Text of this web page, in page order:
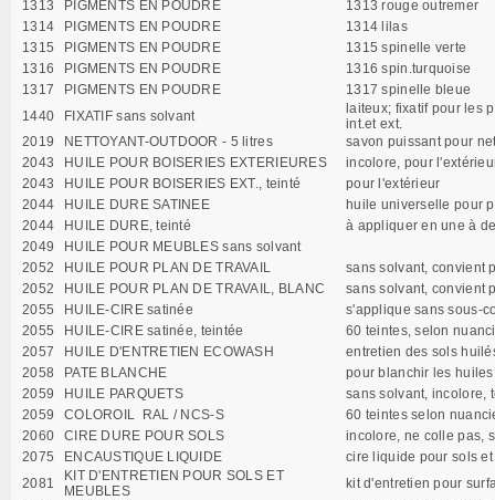
1313
PIGMENTS EN POUDRE
1313 rouge outremer
1314
PIGMENTS EN POUDRE
1314 lilas
1315
PIGMENTS EN POUDRE
1315 spinelle verte
1316
PIGMENTS EN POUDRE
1316 spin.turquoise
1317
PIGMENTS EN POUDRE
1317 spinelle bleue
1440
FIXATIF sans solvant
laiteux; fixatif pour les
int.et ext.
2019
NETTOYANT-OUTDOOR - 5 litres
savon puissant pour
2043
HUILE POUR BOISERIES EXTERIEURES
incolore, pour
2043
HUILE POUR BOISERIES EXT., teinté
pour l'extérieur
2044
HUILE DURE SATINEE
huile universelle pour
2044
HUILE DURE, teinté
à appliquer en une à
2049
HUILE POUR MEUBLES sans solvant
2052
HUILE POUR PLAN DE TRAVAIL
sans solvant, convient
2052
HUILE POUR PLAN DE TRAVAIL, BLANC
sans solvant, convient
2055
HUILE-CIRE satinée
s'applique sans sous-
2055
HUILE-CIRE satinée, teintée
60 teintes, selon
2057
HUILE D'ENTRETIEN ECOWASH
entretien des sols
2058
PATE BLANCHE
pour blanchir les
2059
HUILE PARQUETS
sans solvant, incolore,
2059
COLOROIL RAL / NCS-S
60 teintes selon
2060
CIRE DURE POUR SOLS
incolore, ne colle pas,
2075
ENCAUSTIQUE LIQUIDE
cire liquide pour sols
2081
KIT D'ENTRETIEN POUR SOLS ET
MEUBLES
kit d'entretien pour